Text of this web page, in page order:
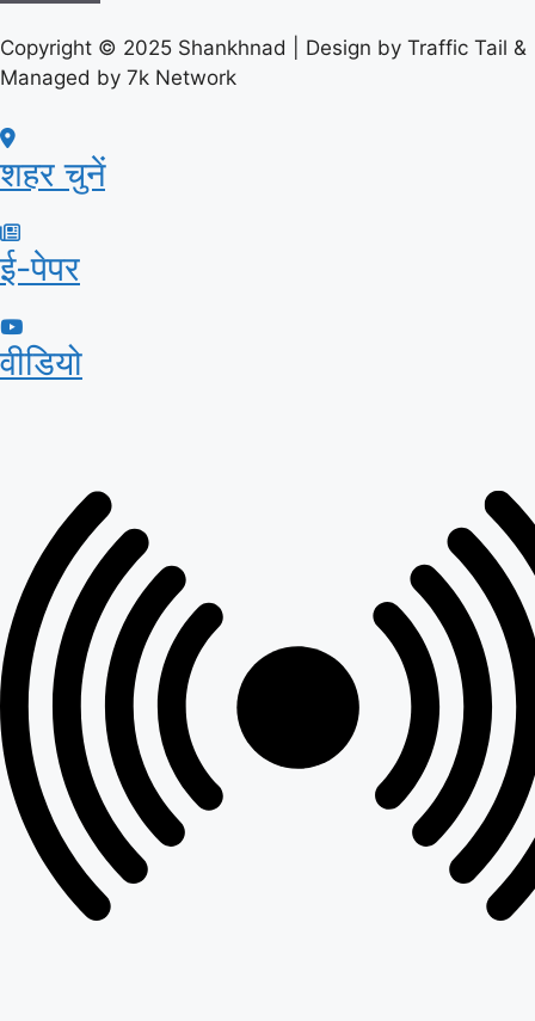
Copyright © 2025 Shankhnad | Design by Traffic Tail &
Managed by 7k Network
शहर चुनें
ई-पेपर
वीडियो